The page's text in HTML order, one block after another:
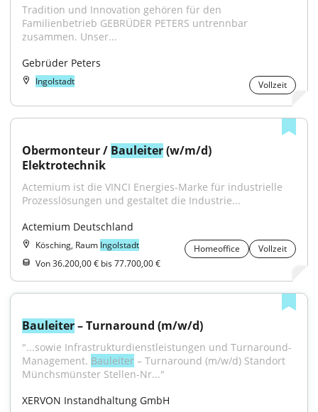
Tradition und Innovation gehören für den
Familienbetrieb GEBRÜDER PETERS untrennbar
zusammen. Unser...
Gebrüder Peters
Ingolstadt Vollzeit
Obermonteur / Bauleiter (w/m/d)
Elektrotechnik
Actemium ist die VINCI Energies-Marke für industrielle
Prozesslösungen und gestaltet die Industrie...
Actemium Deutschland
Kösching, Raum Ingolstadt Homeoffice
Vollzeit
Von 36.200,00 € bis 77.700,00 €
Bauleiter – Turnaround (m/w/d)
"...sowie Infrastrukturdienstleistungen und Turnaround-
Management. Bauleiter – Turnaround (m/w/d) Standort
Münchsmünster Stellen-Nr..."
XERVON Instandhaltung GmbH